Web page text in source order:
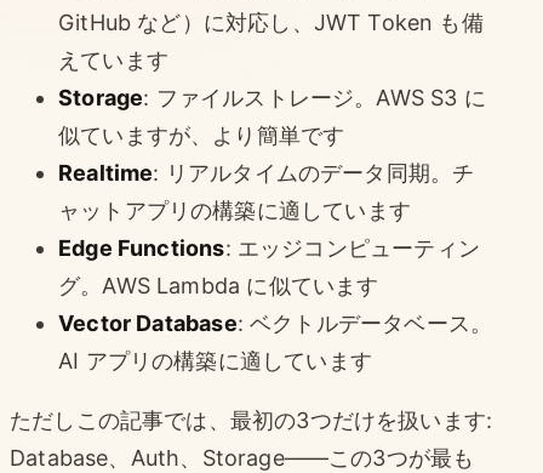
GitHub など）に対応し、JWT Token も備
えています
Storage: ファイルストレージ。AWS S3 に
似ていますが、より簡単です
Realtime: リアルタイムのデータ同期。チ
ャットアプリの構築に適しています
Edge Functions: エッジコンピューティン
グ。AWS Lambda に似ています
Vector Database: ベクトルデータベース。
AI アプリの構築に適しています
ただしこの記事では、最初の3つだけを扱います:
Database、Auth、Storage——この3つが最も